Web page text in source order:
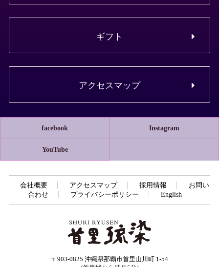
ギフト
アクセスマップ
facebook Instagram
YouTube
会社概要 アクセスマップ 採用情報
お問い
合わせ
プライバシーポリシー English
〒903-0825 沖縄県那覇市首里山川町 1-54